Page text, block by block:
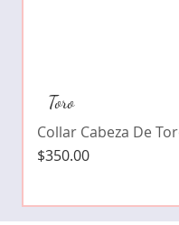
Toro
Collar Cabeza De
Precio
$350.00